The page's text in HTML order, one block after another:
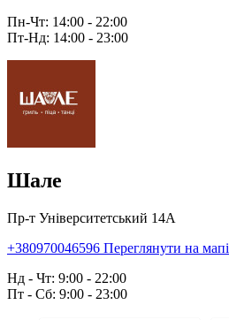
Пн-Чт: 14:00 - 22:00
Пт-Нд: 14:00 - 23:00
Шале
Пр-т Університетський 14А
+380970046596 Переглянути на мапі
Нд - Чт: 9:00 - 22:00
Пт - Сб: 9:00 - 23:00